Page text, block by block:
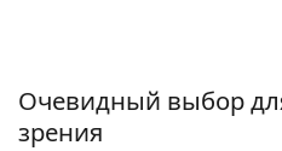
Очевидный выбор
зрения